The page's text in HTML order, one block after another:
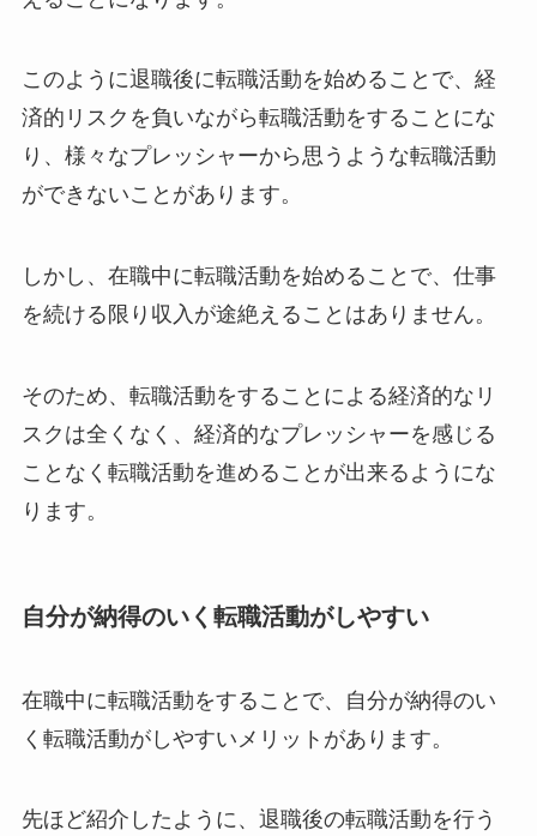
このように退職後に転職活動を始めることで、経
済的リスクを負いながら転職活動をすることにな
り、様々なプレッシャーから思うような転職活動
ができないことがあります。
しかし、在職中に転職活動を始めることで、仕事
を続ける限り収入が途絶えることはありません。
そのため、転職活動をすることによる経済的なリ
スクは全くなく、経済的なプレッシャーを感じる
ことなく転職活動を進めることが出来るようにな
ります。
自分が納得のいく転職活動がしやすい
在職中に転職活動をすることで、自分が納得のい
く転職活動がしやすいメリットがあります。
先ほど紹介したように、退職後の転職活動を行う